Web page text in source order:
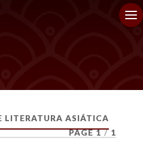
LITERATURA ASIÁTICA
PAGE 1 / 1